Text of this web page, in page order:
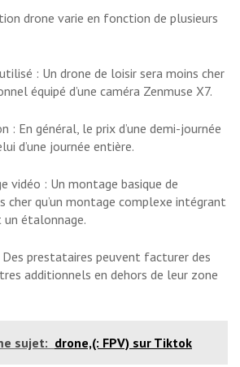
drone varie en fonction de plusieurs
: Un drone de loisir sera moins cher
équipé d’une caméra Zenmuse X7.
: En général, le prix d’une demi-journée
d’une journée entière.
vidéo : Un montage basique de
cher qu’un montage complexe intégrant
étalonnage.
prestataires peuvent facturer des
additionnels en dehors de leur zone
sujet: drone,(: FPV) sur Tiktok